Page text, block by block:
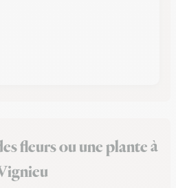
fleurs ou une plante à